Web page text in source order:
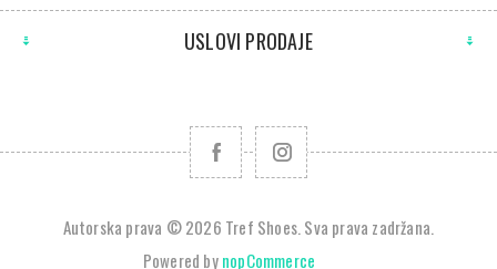
USLOVI PRODAJE
Autorska prava © 2026 Tref Shoes. Sva prava zadržana.
Powered bynopCommerce